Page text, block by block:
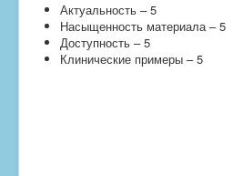
Актуальность – 5
Насыщенность материала – 5
Доступность – 5
Клинические примеры – 5